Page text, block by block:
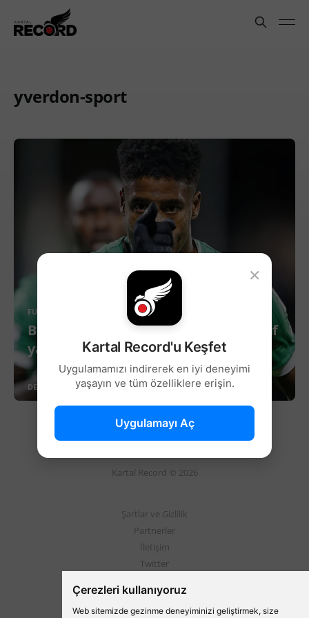
Çerezleri kullanıyoruz
Web sitemizde gezinme deneyiminizi geliştirmek, size
yverdon-sport
FUTBOL
Beşiktaş, Kevin Carlos için resmi teklif
yaptı!
DEVAMINI OKU
Kartal Record © 2026
Şartlar ve Gizlilik
Partnerler
İletişim
Twitter
×
Kartal Record'u Keşfet
Uygulamamızı indirerek en iyi deneyimi
yaşayın ve tüm özelliklere erişin.
Uygulamayı Aç